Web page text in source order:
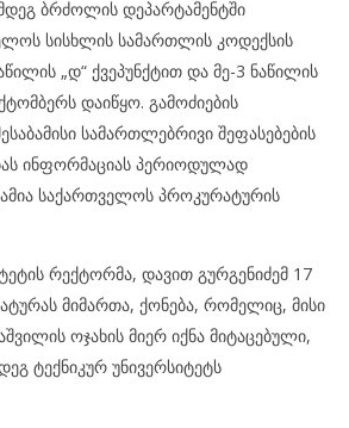
ბრძოლის დეპარტამენტში
სისხლის სამართლის კოდექსის
„დ“ ქვეპუნქტით და მე-3 ნაწილის
დაიწყო. გამოძიების
სამართლებრივი შეფასებების
ინფორმაციას პერიოდულად
საქართველოს პროკურატურის
რექტორმა, დავით გურგენიძემ 17
მიმართა, ქონება, რომელიც, მისი
ოჯახის მიერ იქნა მიტაცებული,
ტექნიკურ უნივერსიტეტს